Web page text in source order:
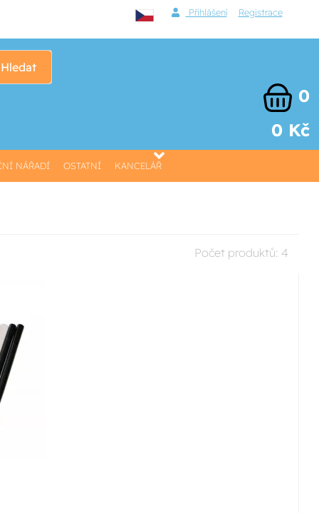
Přihlášení Registrace
Hledat
0
0 Kč
NÁŘADÍ OSTATNÍ KANCELÁŘ
Počet produktů: 4